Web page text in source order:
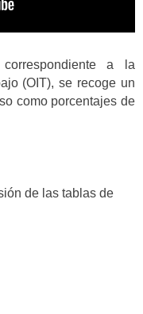
a la
(OIT), se recoge un
como porcentajes de
de las tablas de